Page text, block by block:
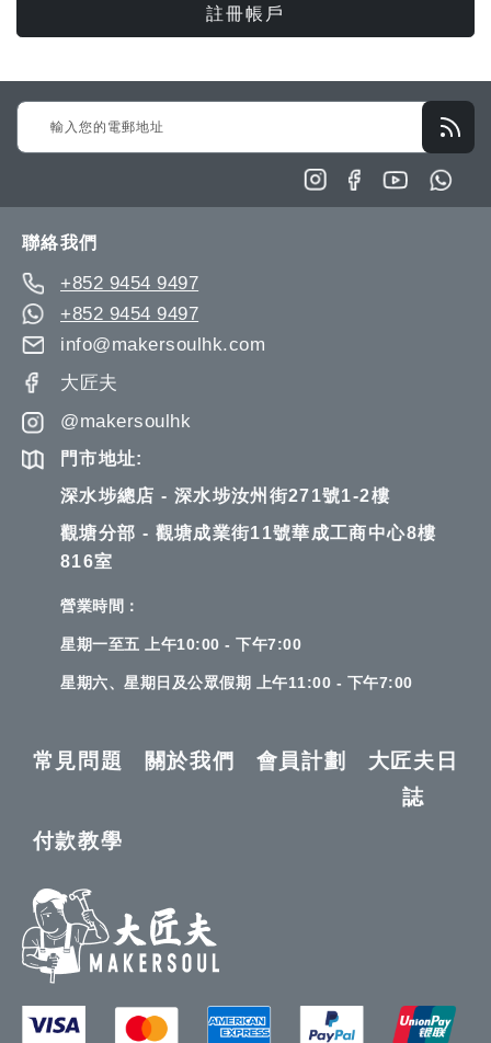
註冊帳戶
Sign
Up
聯絡我們
+852 9454 9497
+852 9454 9497
info@makersoulhk.com
大匠夫
@makersoulhk
門市地址:
深水埗總店 - 深水埗汝州街271號1-2樓
觀塘分部 - 觀塘成業街11號華成工商中心8樓
816室
營業時間：
星期一至五 上午10:00 - 下午7:00
星期六、星期日及公眾假期 上午11:00 - 下午7:00
常見問題 關於我們 會員計劃
大匠夫日
誌
付款教學